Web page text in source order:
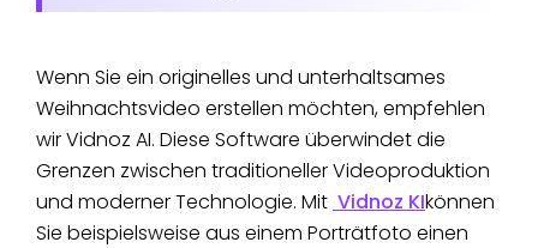
Wenn Sie ein originelles und unterhaltsames
Weihnachtsvideo erstellen möchten, empfehlen
wir Vidnoz AI. Diese Software überwindet die
Grenzen zwischen traditioneller Videoproduktion
und moderner Technologie. Mit Vidnoz KIkönnen
Sie beispielsweise aus einem Porträtfoto einen